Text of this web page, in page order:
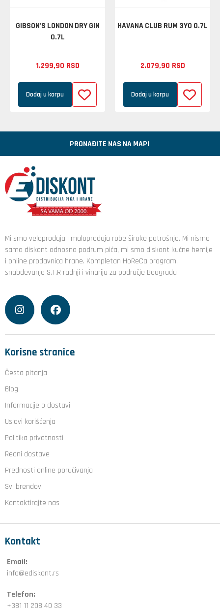
GIBSON'S LONDON DRY GIN
0.7L
1.299,90 RSD
Dodaj u korpu
HAVANA CLUB RUM 3YO 0.7L
2.079,90 RSD
Dodaj u korpu
PRONAĐITE NAS NA MAPI
Mi smo veleprodaja i maloprodaja robe široke potrošnje. Mi nismo
samo diskont odnosno podrum pića, mi smo diskont kućne hemije
i online prodavnica hrane. Kompletan HoReCa program,
snabdevanje S.T.R radnji i vinarija za područje Beograda
Korisne stranice
Česta pitanja
Blog
Informacije o dostavi
Uslovi korišćenja
Politika privatnosti
Reoni dostave
Prednosti online poručivanja
Svi brendovi
Kontaktirajte nas
Kontakt
Email:
info@ediskont.rs
Telefon:
+381 11 208 40 33